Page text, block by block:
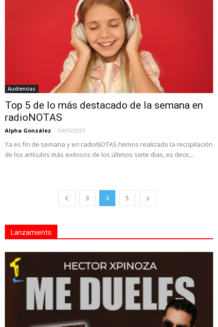
Audiencias
Top 5 de lo más destacado de la semana en
radioNOTAS
Alpha González - 04/05/2025
Ya es fin de semana y en radioNOTAS hemos realizado la recopilación
de los artículos más exitosos de los últimos siete días, es decir,...
3 4 5
Lanzamiento